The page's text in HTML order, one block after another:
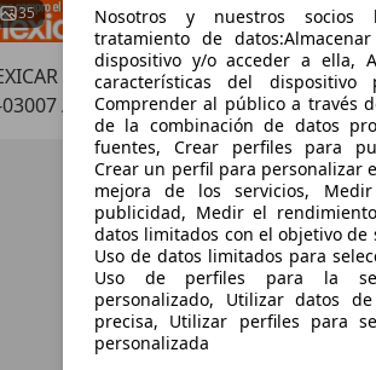
35 06/
ALICANTE.
03007 ALICANTE
Nosotros y nuestros socios
tratamiento de
dispositivo y/o acceder a ella,
características del dispositivo
Comprender al público a través
de la combinación de datos
fuentes, Crear perfiles para
Crear un perfil para personalizar
mejora de los servicios,
publicidad, Medir el
datos limitados con el objetivo de
Uso de datos limitados para
Uso de perfiles para la
personalizado, Utilizar datos
precisa, Utilizar perfiles para
personalizada